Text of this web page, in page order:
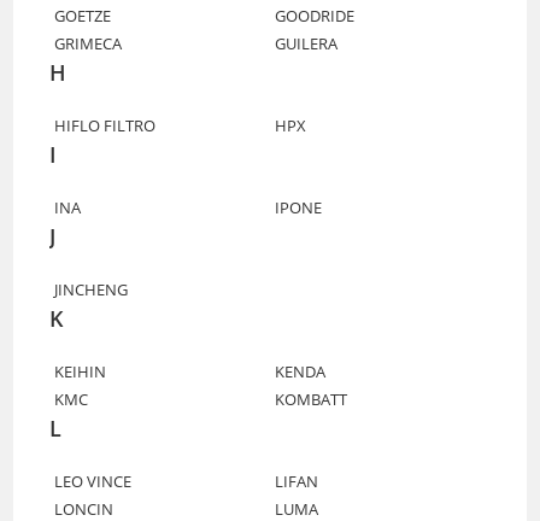
GOETZE
GOODRIDE
GRIMECA
GUILERA
H
HIFLO FILTRO HPX
I
INA IPONE
J
JINCHENG
K
KEIHIN
KENDA
KMC
KOMBATT
L
LEO VINCE
LIFAN
LONCIN
LUMA